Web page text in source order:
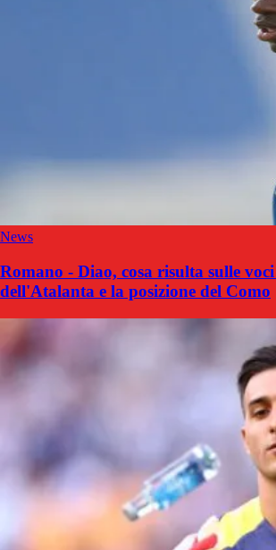
News
Romano - Diao, cosa risulta sulle
dell'Atalanta e la posizione del Como